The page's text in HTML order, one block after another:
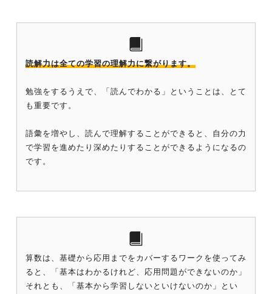
読解力は全ての学習の理解力に繋がります。
勉強をするうえで、「読んでわかる」ということは、とて
も重要です。
語彙を増やし、読んで理解することができると、自分の力
で学習を進めたり深めたりすることができるようになるの
です。
算数は、基礎から応用までをカバーするワークを使ってみ
ると、「基本はわかるけれど、応用問題ができないのか」
それとも、「基本から学習しないといけないのか」とい